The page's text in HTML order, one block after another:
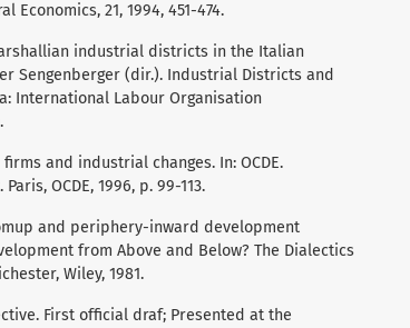
21, 1994, 451-474.
industrial districts in the Italian
Sengenberger (dir.). Industrial Districts and
International Labour Organisation
and industrial changes. In: OCDE.
OCDE, 1996, p. 99-113.
and periphery-inward development
from Above and Below? The Dialectics
Wiley, 1981.
First official draf; Presented at the